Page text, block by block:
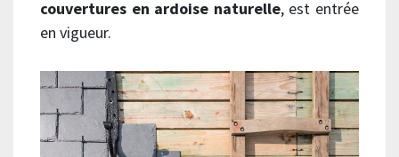
couvertures en ardoise naturelle, est entrée
en vigueur.